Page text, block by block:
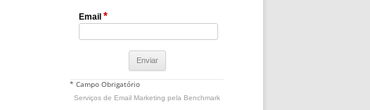
Email *
* Campo Obrigatório
Serviços de Email Marketing pela Benchmark